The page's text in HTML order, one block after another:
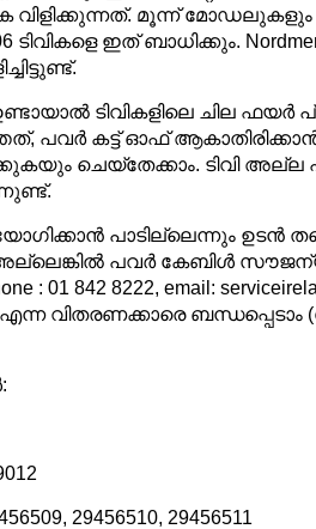
മൂന്ന് മോഡലുകളും
ഇത് ബാധിക്കും.
ടിവികളിലെ ചില
പവർ കട്ട് ഓഫ്‌
ചെയ്തേക്കാം. ടിവി
പാടില്ലെന്നും ഉടൻ
പവർ കേബിൾ
01 842 8222, email:
വിതരണക്കാരെ ബന്ധപ്പെടാം
29456510, 29456511